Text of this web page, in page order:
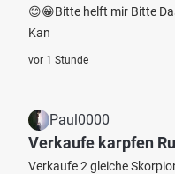
😊😁Bitte helft mir Bitte
Kan
vor 1 Stunde
Paul0000
Verkaufe karpfen
Verkaufe 2 gleiche